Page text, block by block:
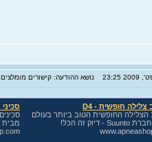
נושא ההודעה: קישורים מומלצים